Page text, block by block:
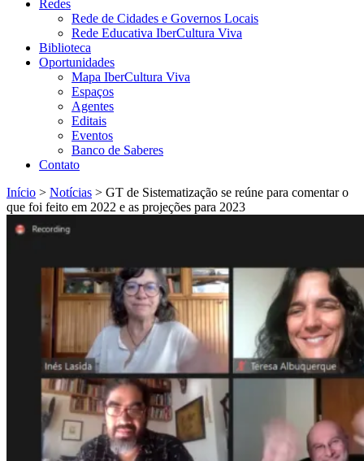
Redes
Rede de Cidades e Governos Locais
Rede Educativa IberCultura Viva
Biblioteca
Oportunidades
Mapa IberCultura Viva
Espaços
Agentes
Editais
Eventos
Banco de Saberes
Contato
Início > Notícias > GT de Sistematização se reúne para comentar o
que foi feito em 2022 e as projeções para 2023